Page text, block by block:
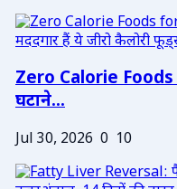
Zero Calorie
घटाने...
Jul 30, 2026 0 10